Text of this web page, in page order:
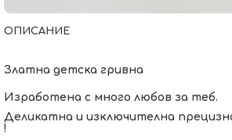
ОПИСАНИЕ
Златна детска гривна
Изработена с много любов за теб.
Деликатна и изключителна
!